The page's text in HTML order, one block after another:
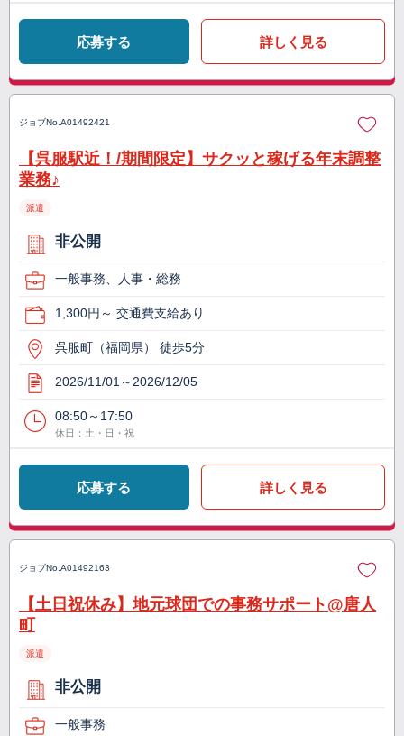
応募する 詳しく見る
ジョブNo. A01492421
【呉服駅近！/期間限定】サクッと稼げる年末調整
業務♪
派遣
非公開
一般事務、人事・総務
1,300円～ 交通費支給あり
呉服町（福岡県） 徒歩5分
2026/11/01～2026/12/05
08:50～17:50
休日：土・日・祝
応募する 詳しく見る
ジョブNo. A01492163
【土日祝休み】地元球団での事務サポート@唐人
町
派遣
非公開
一般事務